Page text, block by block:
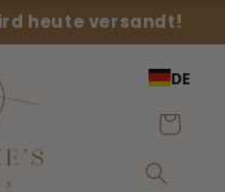
heute versandt!
DE